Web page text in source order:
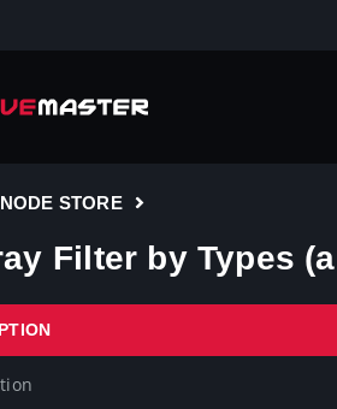
NODE STORE
Filter by Types